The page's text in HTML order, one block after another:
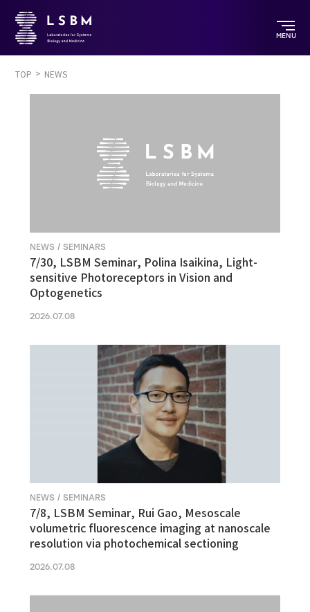
MENU
TOP NEWS
NEWS / SEMINARS
7/30, LSBM Seminar, Polina Isaikina, Light-
sensitive Photoreceptors in Vision and
Optogenetics
2026.07.08
NEWS / SEMINARS
7/8, LSBM Seminar, Rui Gao, Mesoscale
volumetric fluorescence imaging at nanoscale
resolution via photochemical sectioning
2026.07.08